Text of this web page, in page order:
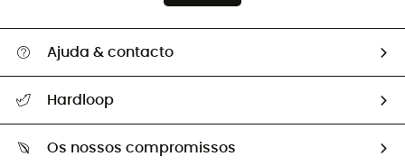
Ajuda & contacto
Devoluções e reembolsos
Guia de tamanhos
Hardloop
Os nossos compromissos